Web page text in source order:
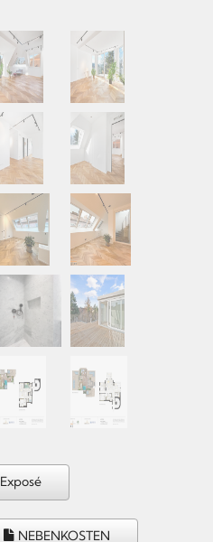
Exposé
NEBENKOSTEN